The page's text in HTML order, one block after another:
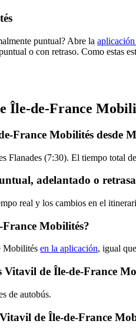
puntual? Abre la
o con retraso. Como estas
Île-de-France
France Mobilités desde
(7:30). El tiempo total
adelantado o
real y los cambios en el
Mobilités?
Mobilités en la aplicación, igual
Vitavil de Île-de-France
de autobús.
de Île-de-France